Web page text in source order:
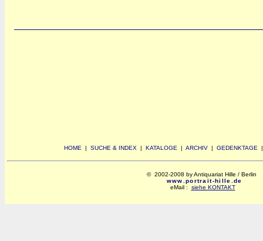
HOME | SUCHE & INDEX | KATALOGE | ARCHIV | GEDENKTAGE
© 2002-2008 by Antiquariat Hille / Berlin
www.portrait-hille.de
eMail : siehe KONTAKT